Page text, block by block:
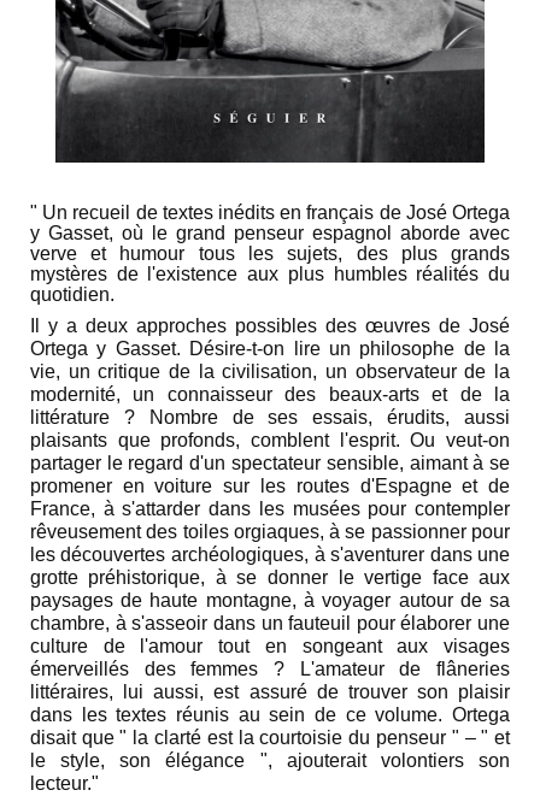
" Un recueil de textes inédits en français de José Ortega
y Gasset, où le grand penseur espagnol aborde avec
verve et humour tous les sujets, des plus grands
mystères de l'existence aux plus humbles réalités du
quotidien.
Il y a deux approches possibles des œuvres de José
Ortega y Gasset. Désire-t-on lire un philosophe de la
vie, un critique de la civilisation, un observateur de la
modernité, un connaisseur des beaux-arts et de la
littérature ? Nombre de ses essais, érudits, aussi
plaisants que profonds, comblent l'esprit. Ou veut-on
partager le regard d'un spectateur sensible, aimant à se
promener en voiture sur les routes d'Espagne et de
France, à s'attarder dans les musées pour contempler
rêveusement des toiles orgiaques, à se passionner pour
les découvertes archéologiques, à s'aventurer dans une
grotte préhistorique, à se donner le vertige face aux
paysages de haute montagne, à voyager autour de sa
chambre, à s'asseoir dans un fauteuil pour élaborer une
culture de l'amour tout en songeant aux visages
émerveillés des femmes ? L'amateur de flâneries
littéraires, lui aussi, est assuré de trouver son plaisir
dans les textes réunis au sein de ce volume. Ortega
disait que " la clarté est la courtoisie du penseur " – " et
le style, son élégance ", ajouterait volontiers son
lecteur."